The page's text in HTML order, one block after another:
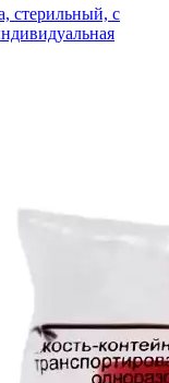
стерильный, с